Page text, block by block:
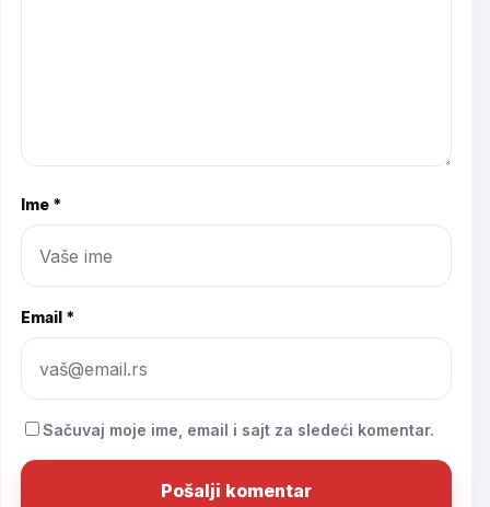
Ime *
Email *
Sačuvaj moje ime, email i sajt za sledeći komentar.